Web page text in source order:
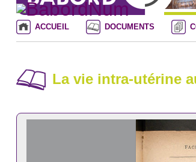
ACCUEIL DOCUMENTS
La vie intra-utérine